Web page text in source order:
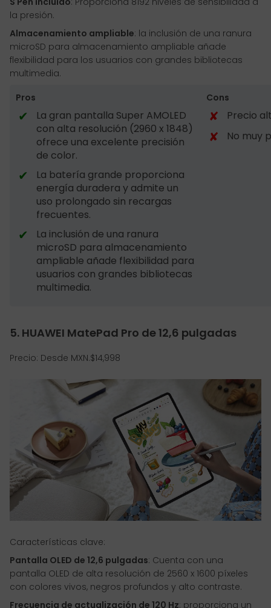
la presión.
Almacenamiento ampliable: la inclusión de una ranura
microSD para almacenamiento ampliable añade
flexibilidad para los usuarios con grandes bibliotecas
multimedia.
Pros
✔
La gran pantalla Super AMOLED
con alta resolución (2960 x 1848)
ofrece una excelente precisión
de color.
✔
La batería grande proporciona
energía duradera y admite un
uso prolongado sin recargas
frecuentes.
✔
La inclusión de una ranura
microSD para almacenamiento
ampliable añade flexibilidad para
usuarios con grandes bibliotecas
multimedia.
Cons
✘ Precio
✘ No muy
5. HUAWEI MatePad Pro de 12,6 pulgadas
Precio: Desde MXN.$14,998
Características clave:
Pantalla OLED de 12,6 pulgadas: Cuenta con una
pantalla OLED de alta resolución de 2560 x 1600 píxeles
con colores vivos, negros profundos y alto contraste.
Frecuencia de actualización de 120 Hz: proporciona un